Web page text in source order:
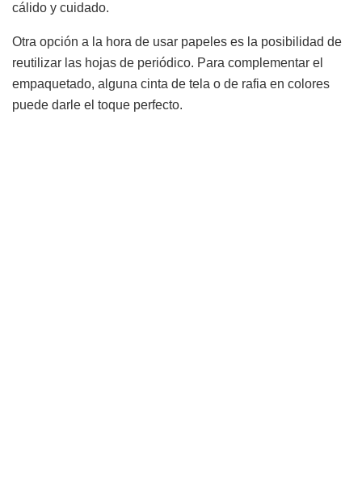
cálido y cuidado.
Otra opción a la hora de usar papeles es la posibilidad de
reutilizar las hojas de periódico. Para complementar el
empaquetado, alguna cinta de tela o de rafia en colores
puede darle el toque perfecto.